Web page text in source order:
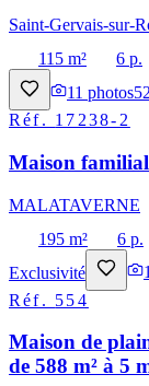
Saint-Gervais-sur-
115 m²
6 p.
11 photos
Réf. 17238-2
Maison
MALATAVERNE
195 m²
6 p.
Exclusivité
Réf. 554
Maison de
de 588 m² à 5